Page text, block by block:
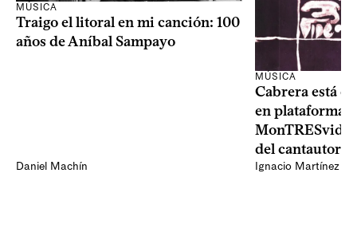
MÚSICA
Traigo el litoral en mi canción: 100
años de Aníbal Sampayo
Daniel Machín
MÚSICA
Cabrera está
en plataformas
del cantautor
Ignacio Martínez